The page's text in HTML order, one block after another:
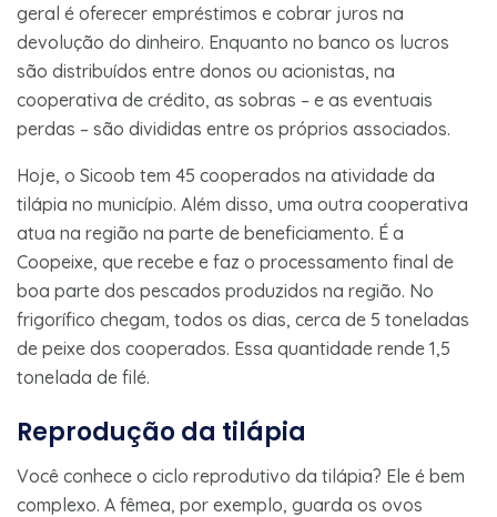
geral é oferecer empréstimos e cobrar juros na
devolução do dinheiro. Enquanto no banco os lucros
são distribuídos entre donos ou acionistas, na
cooperativa de crédito, as sobras – e as eventuais
perdas – são divididas entre os próprios associados.
Hoje, o Sicoob tem 45 cooperados na atividade da
tilápia no município. Além disso, uma outra cooperativa
atua na região na parte de beneficiamento. É a
Coopeixe, que recebe e faz o processamento final de
boa parte dos pescados produzidos na região. No
frigorífico chegam, todos os dias, cerca de 5 toneladas
de peixe dos cooperados. Essa quantidade rende 1,5
tonelada de filé.
Reprodução da tilápia
Você conhece o ciclo reprodutivo da tilápia? Ele é bem
complexo. A fêmea, por exemplo, guarda os ovos